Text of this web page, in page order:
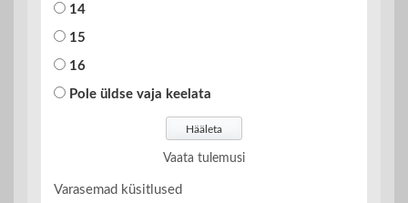
14
15
16
Pole üldse vaja keelata
Vaata tulemusi
Varasemad küsitlused